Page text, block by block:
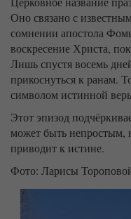
Оно связано с
сомнении апостола
воскресение Христа,
Лишь спустя восемь
прикоснуться к ранам.
символом истинной
Этот эпизод
может быть непростым,
приводит к истине.
Фото: Ларисы